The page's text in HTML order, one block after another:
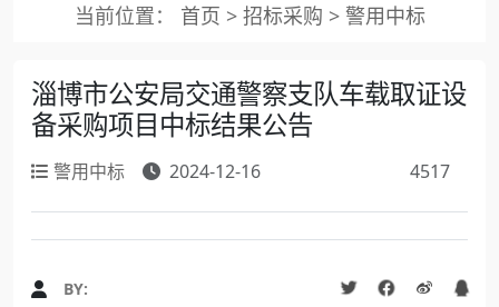
当前位置： 首页 > 招标采购 > 警用中标
淄博市公安局交通警察支队车载取证设
备采购项目中标结果公告
警用中标 2024-12-16 4517
BY: